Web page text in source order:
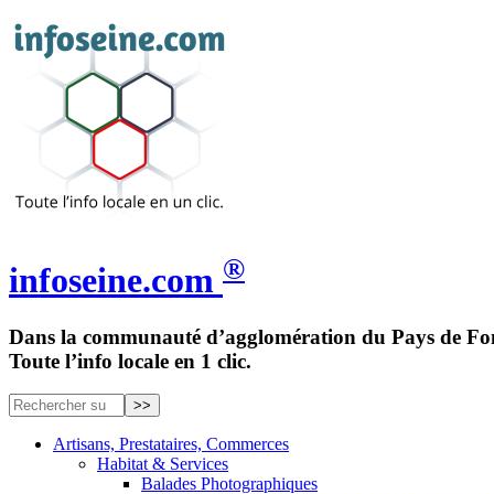
infoseine.com ®
Dans la communauté d’agglomération du Pays de
Toute l’info locale en 1 clic.
Artisans, Prestataires, Commerces
Habitat & Services
Balades Photographiques